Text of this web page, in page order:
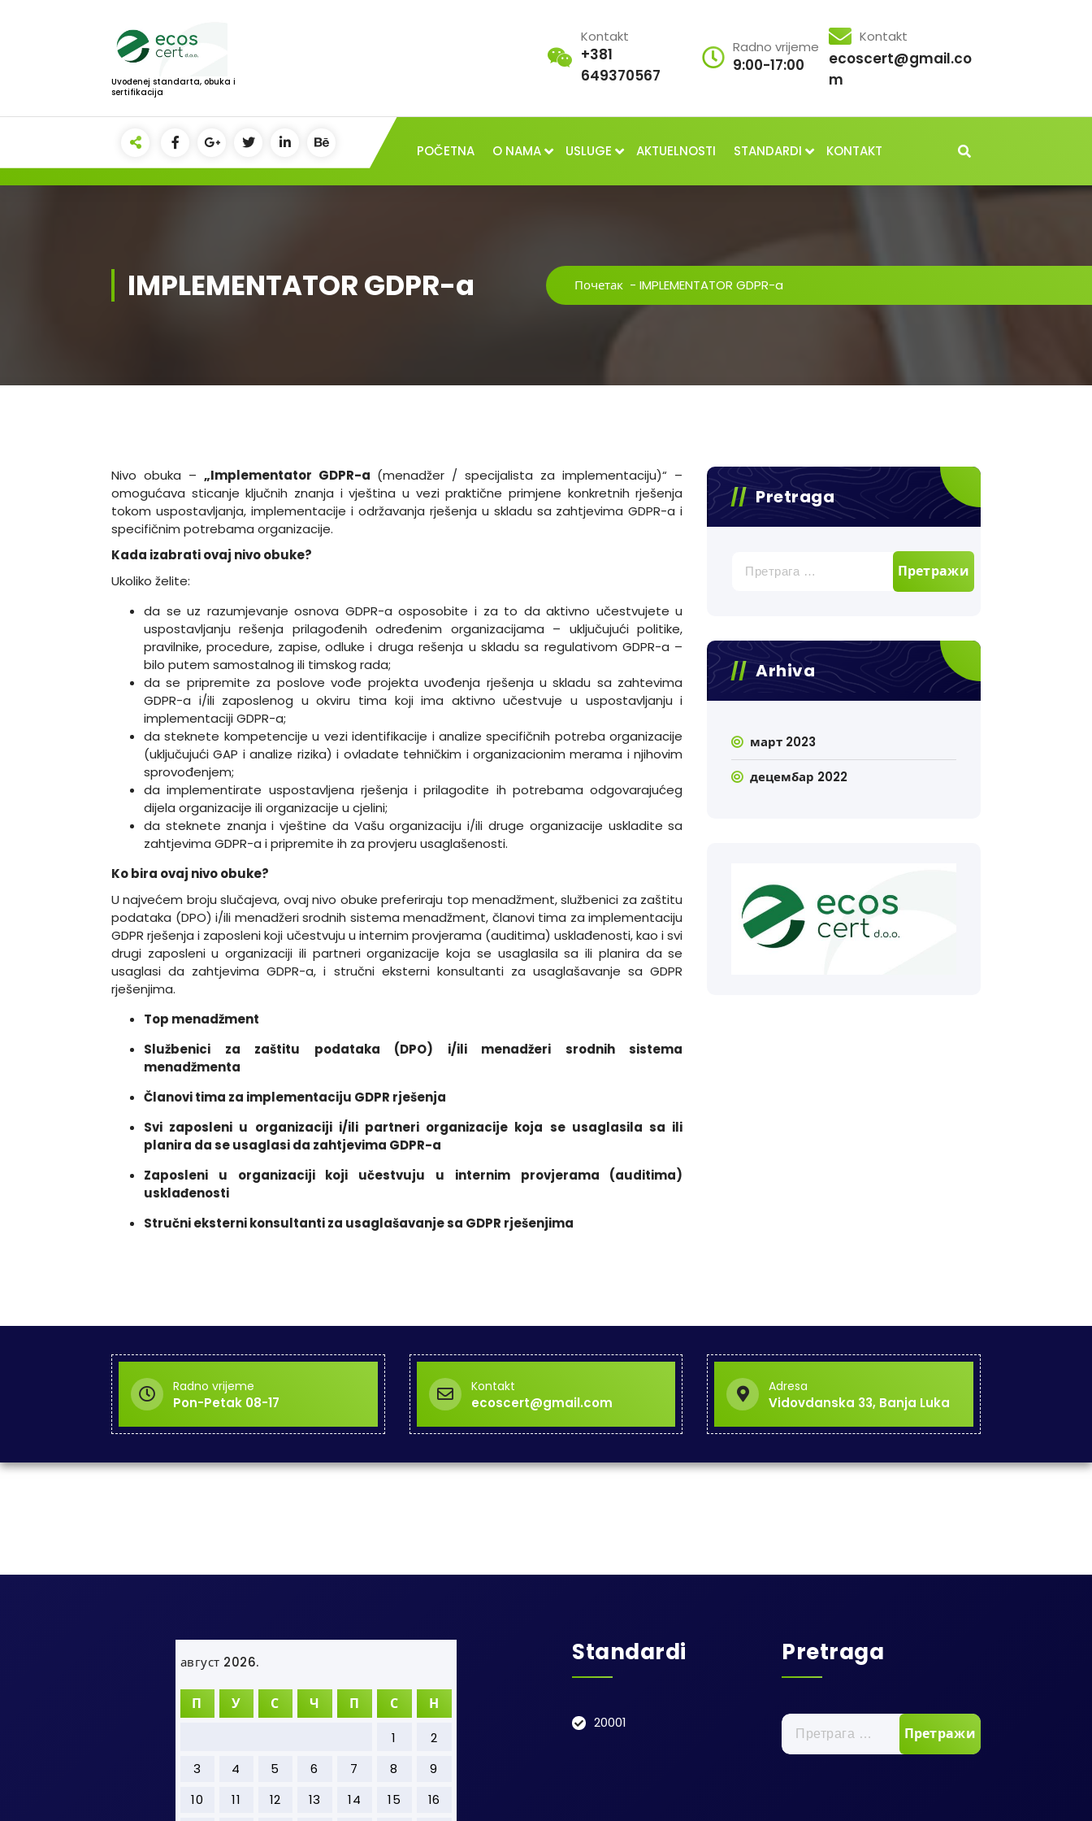
Uvođenej standarta, obuka i
sertifikacija
Kontakt
+381
649370567
Radno vrijeme
9:00-17:00
Kontakt
ecoscert@gmail.co
m
POČETNA O NAMA USLUGE AKTUELNOSTI STANDARDI KONTAKT
IMPLEMENTATOR GDPR-a Почетак - IMPLEMENTATOR GDPR-a
Nivo obuka –„Implementator GDPR-a (menadžer / specijalista za implementaciju)“ –
omogućava sticanje ključnih znanja i vještina u vezi praktične primjene konkretnih rješenja
tokom uspostavljanja, implementacije i održavanja rješenja u skladu sa zahtjevima GDPR-a i
specifičnim potrebama organizacije.
Kada izabrati ovaj nivo obuke?
Ukoliko želite:
da se uz razumjevanje osnova GDPR-a osposobite i za to da aktivno učestvujete u
uspostavljanju rešenja prilagođenih određenim organizacijama – uključujući politike,
pravilnike, procedure, zapise, odluke i druga rešenja u skladu sa regulativom GDPR-a –
bilo putem samostalnog ili timskog rada;
da se pripremite za poslove vođe projekta uvođenja rješenja u skladu sa zahtevima
GDPR-a i/ili zaposlenog u okviru tima koji ima aktivno učestvuje u uspostavljanju i
implementaciji GDPR-a;
da steknete kompetencije u vezi identifikacije i analize specifičnih potreba organizacije
(uključujući GAP i analize rizika) i ovladate tehničkim i organizacionim merama i njihovim
sprovođenjem;
da implementirate uspostavljena rješenja i prilagodite ih potrebama odgovarajućeg
dijela organizacije ili organizacije u cjelini;
da steknete znanja i vještine da Vašu organizaciju i/ili druge organizacije uskladite sa
zahtjevima GDPR-a i pripremite ih za provjeru usaglašenosti.
Ko bira ovaj nivo obuke?
U najvećem broju slučajeva, ovaj nivo obuke preferiraju top menadžment, službenici za zaštitu
podataka (DPO) i/ili menadžeri srodnih sistema menadžment, članovi tima za implementaciju
GDPR rješenja i zaposleni koji učestvuju u internim provjerama (auditima) usklađenosti, kao i svi
drugi zaposleni u organizaciji ili partneri organizacije koja se usaglasila sa ili planira da se
usaglasi da zahtjevima GDPR-a, i stručni eksterni konsultanti za usaglašavanje sa GDPR
rješenjima.
Top menadžment
Službenici za zaštitu podataka (DPO) i/ili menadžeri srodnih sistema
menadžmenta
Članovi tima za implementaciju GDPR rješenja
Svi zaposleni u organizaciji i/ili partneri organizacije koja se usaglasila sa ili
planira da se usaglasi da zahtjevima GDPR-a
Zaposleni u organizaciji koji učestvuju u internim provjerama (auditima)
usklađenosti
Stručni eksterni konsultanti za usaglašavanje sa GDPR rješenjima
Pretraga
Arhiva
март 2023
децембар 2022
Radno vrijeme
Pon-Petak 08-17
Kontakt
ecoscert@gmail.com
Adresa
Vidovdanska 33, Banja Luka
август 2026.
П У С Ч П С Н
1
2
3
4 5 6 7 8
9
10
11 12 13 14 15 16
Standardi
20001
Pretraga
Претрага